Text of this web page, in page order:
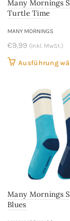
Many Mornings
Turtle Time
MANY MORNINGS
€9,99 (Inkl. MwSt.)
Ausführung
Many Mornings
Blues